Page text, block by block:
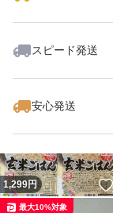
スピード発送
安心発送
1,299円
最大10%対象